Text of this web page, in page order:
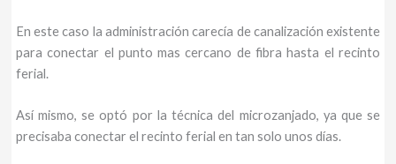
En este caso la administración carecía de canalización existente
para conectar el punto mas cercano de fibra hasta el recinto
ferial.
Así mismo, se optó por la técnica del microzanjado, ya que se
precisaba conectar el recinto ferial en tan solo unos días.